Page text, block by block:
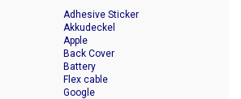
Adhesive Sticker
Akkudeckel
Apple
Back Cover
Battery
Flex cable
Google